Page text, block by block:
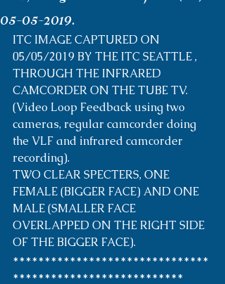
05-05-2019.
ITC IMAGE CAPTURED ON
05/05/2019 BY THE ITC SEATTLE ,
THROUGH THE INFRARED
CAMCORDER ON THE TUBE TV.
(Video Loop Feedback using two
cameras, regular camcorder doing
the VLF and infrared camcorder
recording).
TWO CLEAR SPECTERS, ONE
FEMALE (BIGGER FACE) AND ONE
MALE (SMALLER FACE
OVERLAPPED ON THE RIGHT SIDE
OF THE BIGGER FACE).
*******************************
***************************